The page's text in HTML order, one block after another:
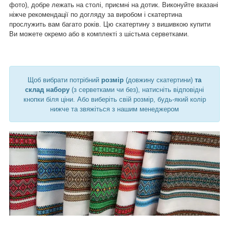
фото), добре лежать на столі, приємні на дотик. Виконуйте вказані
ніжче рекомендації по догляду за виробом і скатертина
прослужить вам багато років.
Цю скатертину з вишивкою купити
Ви можете окремо або в комплекті з шістьма серветками.
Щоб вибрати потрібний розмір (довжину скатертини) та
склад набору (з серветками чи без), натисніть відповідні
кнопки біля ціни. Або виберіть свій розмір, будь-який колір
нижче та звяжіться з нашим менеджером